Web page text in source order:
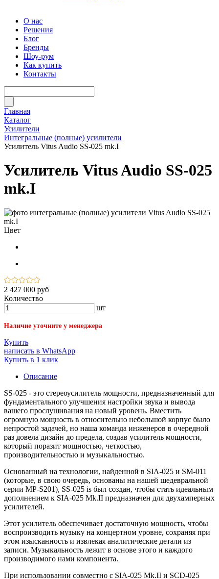
О нас
Решения
Блог
Бренды
Шоу-рум
Как купить
Контакты
Главная
Каталог
Усилители
Интегральные (полные) усилители
Усилитель Vitus Audio SS-025 mk.I
Усилитель Vitus Audio SS-025
mk.I
Цвет
2 427 000 руб
Количество
шт
Наличие уточните у менеджера
Купить
написать в WhatsApp
Купить в 1 клик
Описание
SS-025 - это стереоусилитель мощности, предназначенный для
фундаментального улучшения настройки звука и вывода
вашего прослушивания на новый уровень. Вместить
огромную мощность в относительно небольшой корпус было
непростой задачей, но наша команда инженеров в очередной
раз довела дизайн до предела, создав усилитель мощности,
который поразит мощностью, четкостью,
производительностью и музыкальностью.
Основанный на технологии, найденной в SIA-025 и SM-011
(которые, в свою очередь, основаны на нашей шедевральной
серии MP-S201), SS-025 is был создан, чтобы стать идеальным
дополнением к SIA-025 Mk.II предназначен для двухамперных
усилителей.
Этот усилитель обеспечивает достаточную мощность, чтобы
воспроизводить музыку на концертном уровне, сохраняя при
этом изысканность и извлекая аналитические детали из
записи. Музыкальность лежит в основе этого и каждого
производимого нами компонента.
При использовании совместно с SIA-025 Mk.II и SCD-025